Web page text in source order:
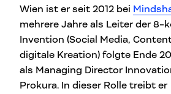
Wien ist er seit 2012 bei
mehrere Jahre als Leiter der 8-
Invention (Social Media,
digitale Kreation) folgte Ende
als Managing Director
Prokura. In dieser Rolle treibt er